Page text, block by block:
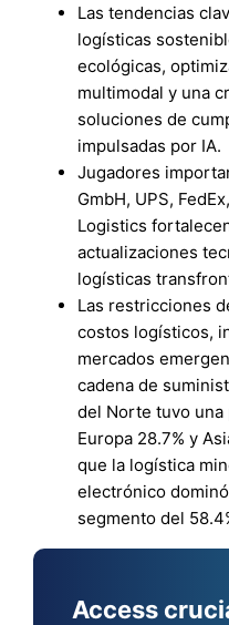
Las tendencias
logísticas
ecológicas,
multimodal y una
soluciones de
impulsadas por IA.
Jugadores
GmbH, UPS,
Logistics
actualizaciones
logísticas
Las restricciones
costos logísticos,
mercados
cadena de
del Norte tuvo
Europa 28.7% y
que la logística
electrónico
segmento del
Access